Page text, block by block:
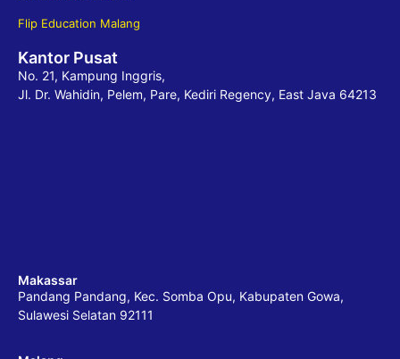
Flip Education Malang
Kantor Pusat
No. 21, Kampung Inggris,
Jl. Dr. Wahidin, Pelem, Pare, Kediri Regency, East Java 64213
Makassar
Pandang Pandang, Kec. Somba Opu, Kabupaten Gowa,
Sulawesi Selatan 92111